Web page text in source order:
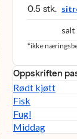
0.5 stk.
salt
*ikke
Oppskriften
Rødt kjøtt
Fisk
Fugl
Middag